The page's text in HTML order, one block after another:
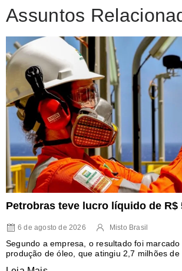
Assuntos
Petrobras teve lucro líquido de R$
6 de agosto de 2026 Misto Brasil
Segundo a empresa, o resultado foi
produção de óleo, que atingiu 2,7 milhões